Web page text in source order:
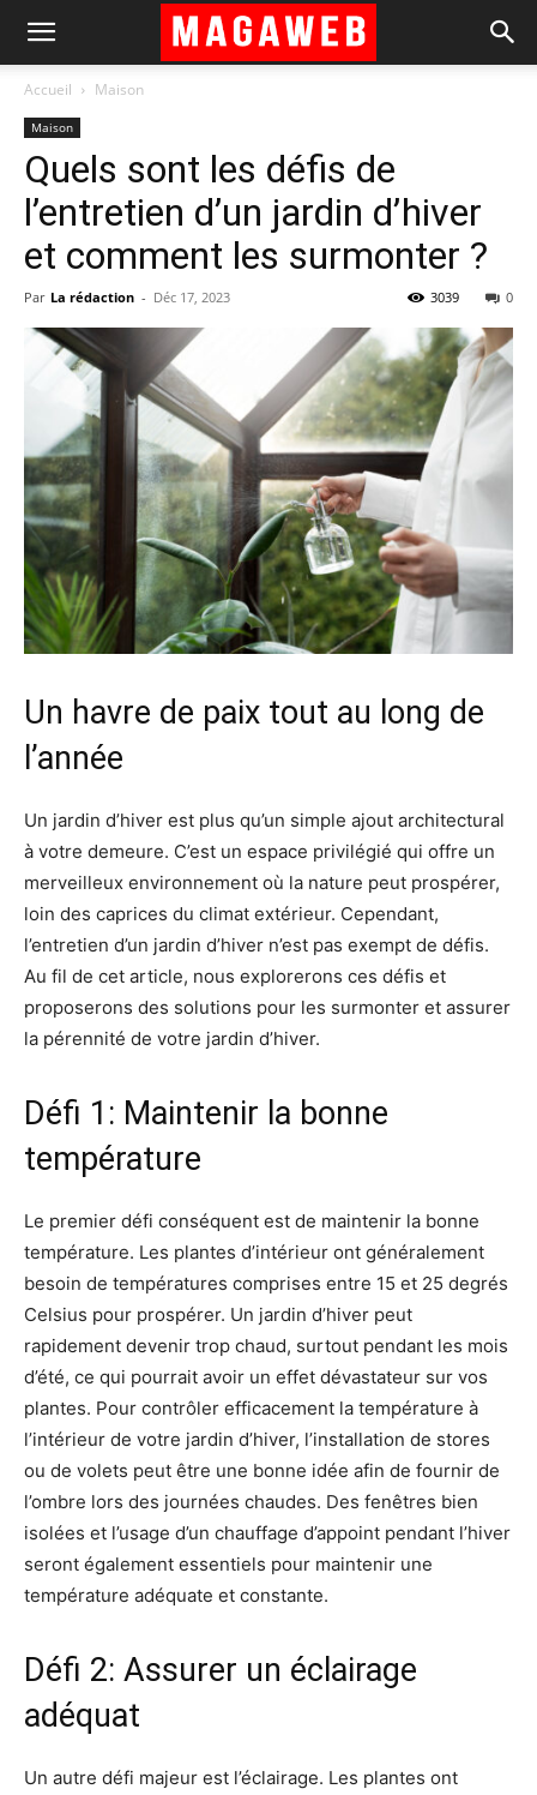
Accueil Maison
Maison
Quels sont les défis de
l’entretien d’un jardin d’hiver
et comment les surmonter ?
Par La rédaction - Déc 17, 2023 0
3039
Un havre de paix tout au long de
l’année
Un jardin d’hiver est plus qu’un simple ajout architectural
à votre demeure. C’est un espace privilégié qui offre un
merveilleux environnement où la nature peut prospérer,
loin des caprices du climat extérieur. Cependant,
l’entretien d’un jardin d’hiver n’est pas exempt de défis.
Au fil de cet article, nous explorerons ces défis et
proposerons des solutions pour les surmonter et assurer
la pérennité de votre jardin d’hiver.
Défi 1: Maintenir la bonne
température
Le premier défi conséquent est de maintenir la bonne
température. Les plantes d’intérieur ont généralement
besoin de températures comprises entre 15 et 25 degrés
Celsius pour prospérer. Un jardin d’hiver peut
rapidement devenir trop chaud, surtout pendant les mois
d’été, ce qui pourrait avoir un effet dévastateur sur vos
plantes. Pour contrôler efficacement la température à
l’intérieur de votre jardin d’hiver, l’installation de stores
ou de volets peut être une bonne idée afin de fournir de
l’ombre lors des journées chaudes. Des fenêtres bien
isolées et l’usage d’un chauffage d’appoint pendant l’hiver
seront également essentiels pour maintenir une
température adéquate et constante.
Défi 2: Assurer un éclairage
adéquat
Un autre défi majeur est l’éclairage. Les plantes ont